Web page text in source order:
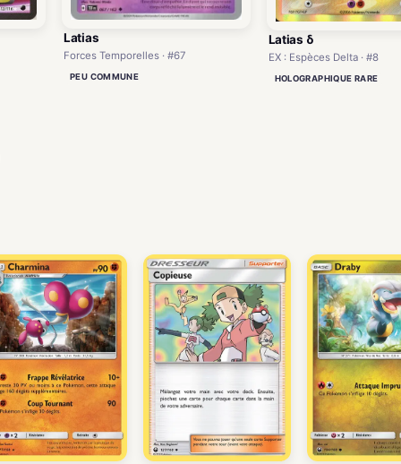
Latias
Forces Temporelles · #67
PEU COMMUNE
Latias δ
EX : Espèces Delta · #8
HOLOGRAPHIQUE RARE